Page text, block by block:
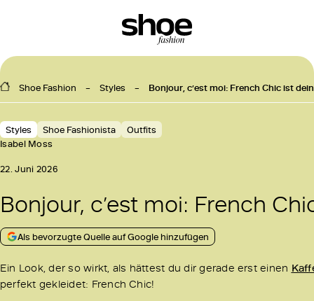
Shoe Fashion Styles Bonjour, c’est moi: French Chic ist
Styles Shoe Fashionista
Outfits
Isabel Moss
22. Juni 2026
Bonjour, c’est moi: French
Als bevorzugte Quelle auf Google hinzufügen
Ein Look, der so wirkt, als hättest du dir gerade erst einen
perfekt gekleidet: French Chic!